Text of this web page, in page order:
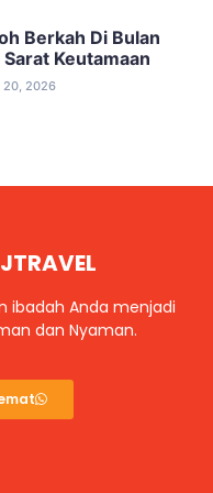
Berkah Di Bulan
Keutamaan
20, 2026
ibadah Anda menjadi
dan Nyaman.